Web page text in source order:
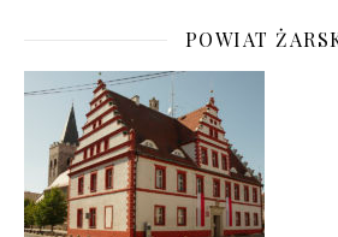
POWIAT